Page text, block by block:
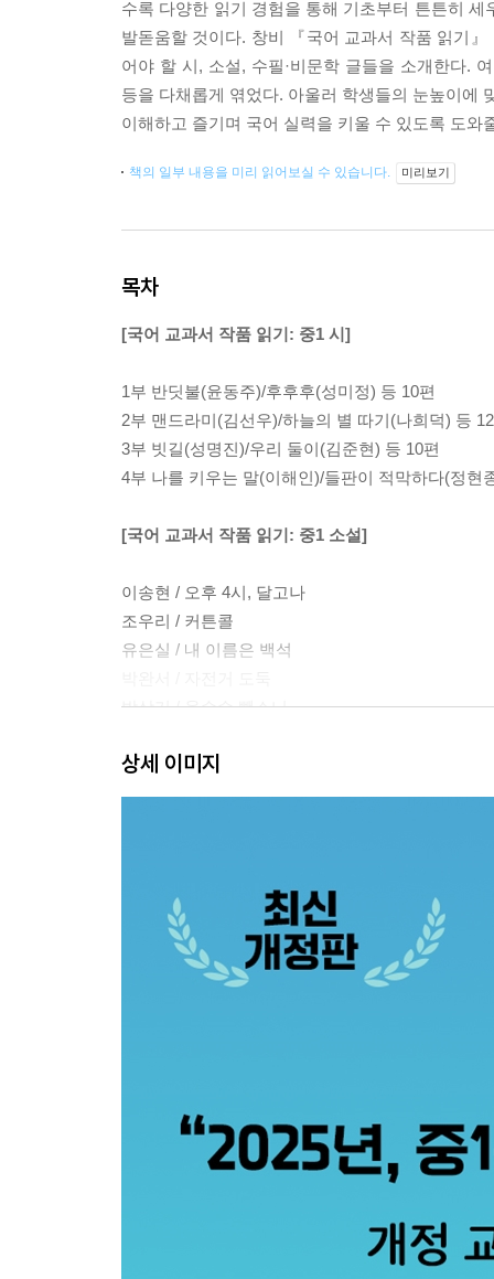
수록 다양한 읽기 경험을 통해 기초부터 튼튼히
발돋움할 것이다. 창비 『국어 교과서 작품 읽기
어야 할 시, 소설, 수필·비문학 글들을 소개한다.
등을 다채롭게 엮었다. 아울러 학생들의 눈높이에
이해하고 즐기며 국어 실력을 키울 수 있도록 도와
책의 일부 내용을 미리 읽어보실 수 있습니다. 미리보기
목차
[국어 교과서 작품 읽기: 중1 시]
1부 반딧불(윤동주)/후후후(성미정) 등 10편
2부 맨드라미(김선우)/하늘의 별 따기(나희덕) 등
3부 빗길(성명진)/우리 둘이(김준현) 등 10편
4부 나를 키우는 말(이해인)/들판이 적막하다(정현
[국어 교과서 작품 읽기: 중1 소설]
이송현 / 오후 4시, 달고나
조우리 / 커튼콜
유은실 / 내 이름은 백석
박상기 / 옥수수 뺑소니
장주식 / 먹고 싶다, 수박
현덕 / 하늘은 맑건만
1부 어느 날 자전거가 내 삶 속으로 들어왔다(성석
2부 잘 준비된 말을(이해인)/감정 연습을 시작합니
3부 스마트폰은 나의 뇌에 어떤 영향을 미칠까(양
상세 이미지